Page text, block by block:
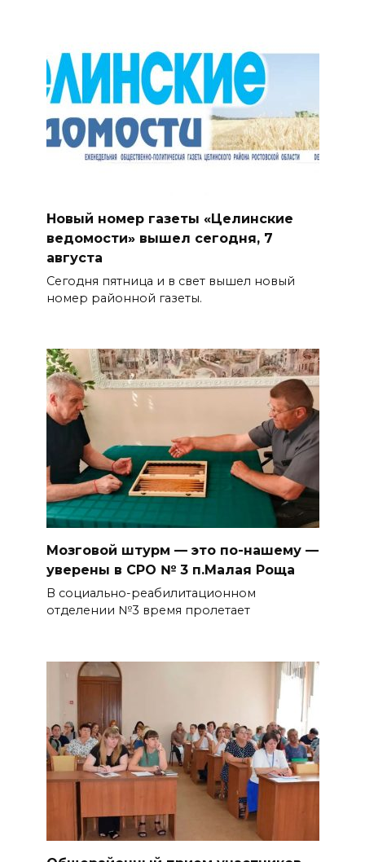
Новый номер газеты «Целинские
ведомости» вышел сегодня, 7
августа
Сегодня пятница и в свет вышел новый
номер районной газеты.
Мозговой штурм — это по-нашему —
уверены в СРО № 3 п.Малая Роща
В социально-реабилитационном
отделении №3 время пролетает